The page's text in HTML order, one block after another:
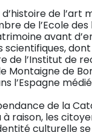
de l’art
de l’Ecole
avant
dont
de l’Institut de
Montaigne de
l’Espagne
de la
raison, les
culturelle